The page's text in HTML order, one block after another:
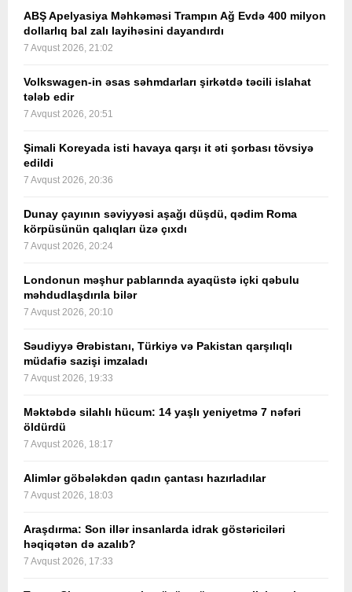
ABŞ Apelyasiya Məhkəməsi Trampın Ağ Evdə 400 milyon
dollarlıq bal zalı layihəsini dayandırdı
7 Avqust 2026, 21:02
Volkswagen-in əsas səhmdarları şirkətdə təcili islahat
tələb edir
7 Avqust 2026, 20:51
Şimali Koreyada isti havaya qarşı it əti şorbası tövsiyə
edildi
7 Avqust 2026, 20:36
Dunay çayının səviyyəsi aşağı düşdü, qədim Roma
körpüsünün qalıqları üzə çıxdı
7 Avqust 2026, 20:24
Londonun məşhur pablarında ayaqüstə içki qəbulu
məhdudlaşdırıla bilər
7 Avqust 2026, 20:10
Səudiyyə Ərəbistanı, Türkiyə və Pakistan qarşılıqlı
müdafiə sazişi imzaladı
7 Avqust 2026, 19:33
Məktəbdə silahlı hücum: 14 yaşlı yeniyetmə 7 nəfəri
öldürdü
7 Avqust 2026, 18:17
Alimlər göbələkdən qadın çantası hazırladılar
7 Avqust 2026, 18:03
Araşdırma: Son illər insanlarda idrak göstəriciləri
həqiqətən də azalıb?
7 Avqust 2026, 17:33